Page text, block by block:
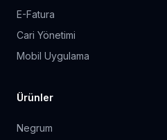
E-Fatura
Cari Yönetimi
Mobil Uygulama
Ürünler
Negrum